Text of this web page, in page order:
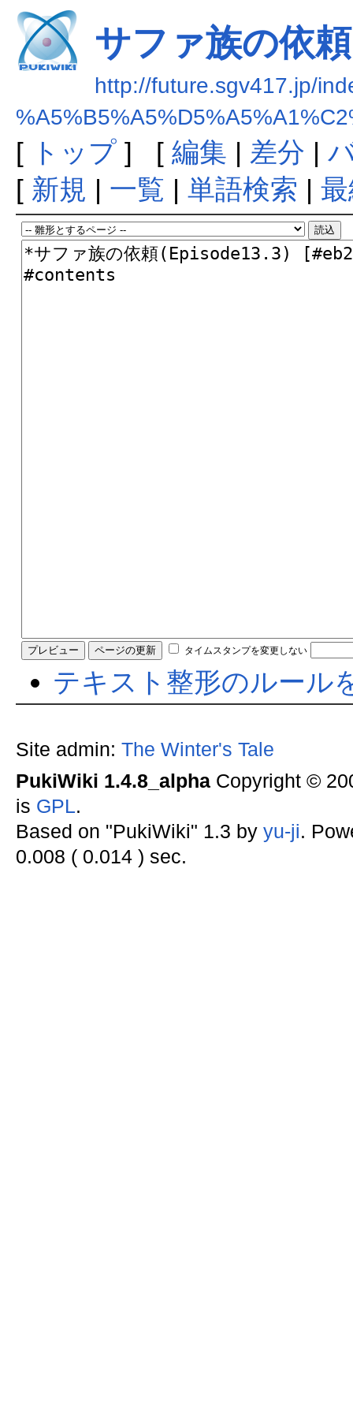
サファ族の依頼
http://future.sgv417.jp/
[ トップ] [ 編集 | 差分 |
[ 新規 | 一覧 | 単語検索 |
タイムスタンプを変更しない
テキスト整形のルール
Site admin: The Winter's Tale
PukiWiki 1.4.8_alphaCopyright ©
is GPL.
Based on "PukiWiki" 1.3 by yu-ji.
0.008 ( 0.014 ) sec.